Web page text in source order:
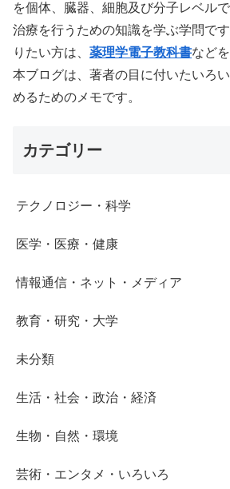
を個体、臓器、細胞及び分子レベル
治療を行うための知識を学ぶ学問で
りたい方は、 薬理学電子教科書など
本ブログは、著者の目に付いたいろ
めるためのメモです。
カテゴリー
テクノロジー・科学
医学・医療・健康
情報通信・ネット・メディア
教育・研究・大学
未分類
生活・社会・政治・経済
生物・自然・環境
芸術・エンタメ・いろいろ